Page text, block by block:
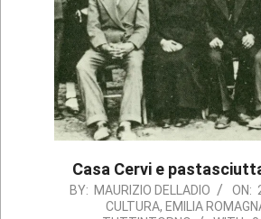
Casa Cervi e
2024-
BY: MAURIZIO DELLADIO ON:
CULTURA, EMILIA